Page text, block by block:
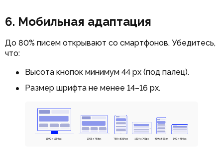
6. Мобильная адаптация
До 80% писем открывают со смартфонов. Убедитесь,
что:
Высота кнопок минимум 44 px (под палец).
Размер шрифта не менее 14–16 px.